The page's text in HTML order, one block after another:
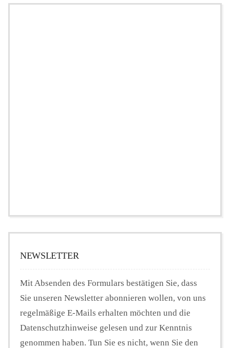
NEWSLETTER
Mit Absenden des Formulars bestätigen Sie, dass
Sie unseren Newsletter abonnieren wollen, von uns
regelmäßige E-Mails erhalten möchten und die
Datenschutzhinweise gelesen und zur Kenntnis
genommen haben. Tun Sie es nicht, wenn Sie den